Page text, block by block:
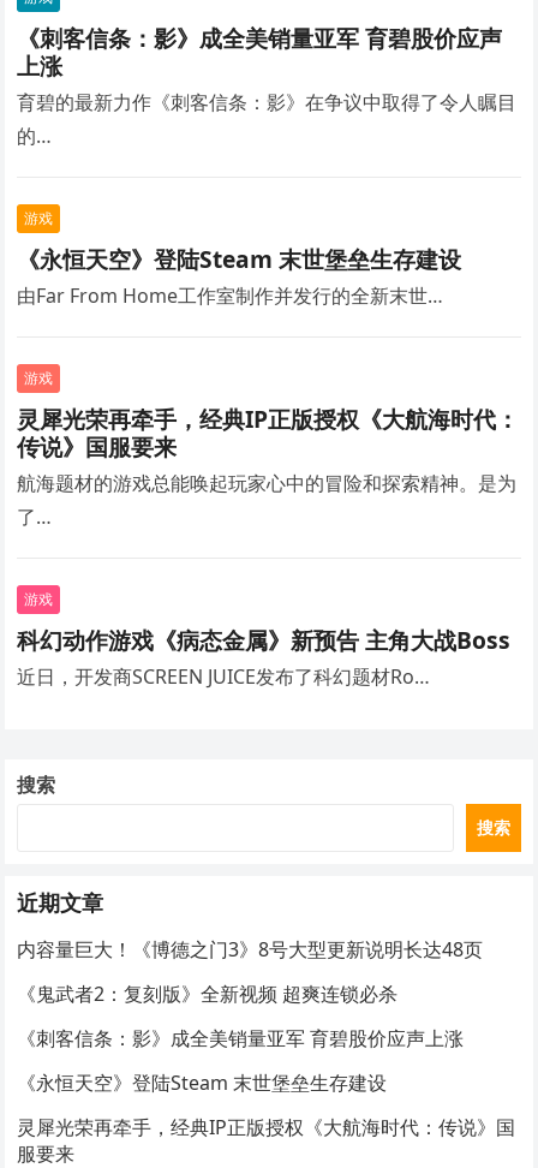
《刺客信条：影》成全美销量亚军 育碧股价应声
上涨
育碧的最新力作《刺客信条：影》在争议中取得了令人瞩目
的…
游戏
《永恒天空》登陆Steam 末世堡垒生存建设
由Far From Home工作室制作并发行的全新末世…
游戏
灵犀光荣再牵手，经典IP正版授权《大航海时代：
传说》国服要来
航海题材的游戏总能唤起玩家心中的冒险和探索精神。是为
了…
游戏
科幻动作游戏《病态金属》新预告 主角大战Boss
近日，开发商SCREEN JUICE发布了科幻题材Ro…
搜索
搜索
近期文章
内容量巨大！《博德之门3》8号大型更新说明长达48页
《鬼武者2：复刻版》全新视频 超爽连锁必杀
《刺客信条：影》成全美销量亚军 育碧股价应声上涨
《永恒天空》登陆Steam 末世堡垒生存建设
灵犀光荣再牵手，经典IP正版授权《大航海时代：传说》国
服要来